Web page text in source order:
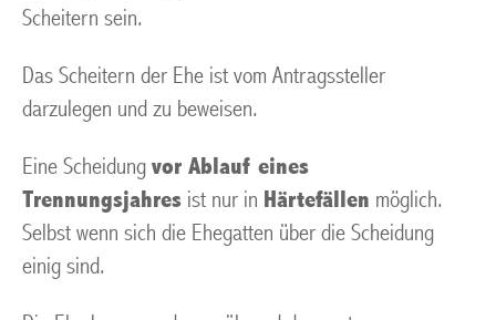
Scheitern sein.
Das Scheitern der Ehe ist vom Antragssteller
darzulegen und zu beweisen.
Eine Scheidung vor Ablauf eines
Trennungsjahres ist nur in Härtefällen möglich.
Selbst wenn sich die Ehegatten über die Scheidung
einig sind.